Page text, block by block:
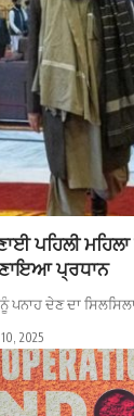
ਪਹਿਲੀ
ਪ੍ਰਧਾਨ
ਪਨਾਹ ਦੇਣ ਦਾ
2025